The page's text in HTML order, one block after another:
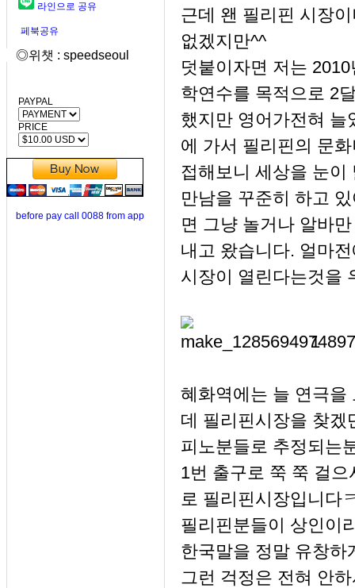
라인으로 공유
페북공유
◎위챗 : speedseoul
PAYPAL
PRICE
before pay call 0088 from app
근데 왠 필리핀 시장
없겠지만^^
덧붙이자면 저는
학연수를 목적으로 2
했지만 영어가전혀 늘
에 가서 필리핀의 문
접해보니 세상을 눈이
만남을 꾸준히 하고
면 그냥 놀거나 알바
내고 왔습니다. 얼마
시장이 열린다는것을
1
혜화역에는 늘 연극을
데 필리핀시장을 찾겠
피노분들로 추정되는
1번 출구로 쭉 쭉 걸
로 필리핀시장입니다
필리핀분들이 상인이
한국말을 정말 유창하
그런 걱정은 전혀 안